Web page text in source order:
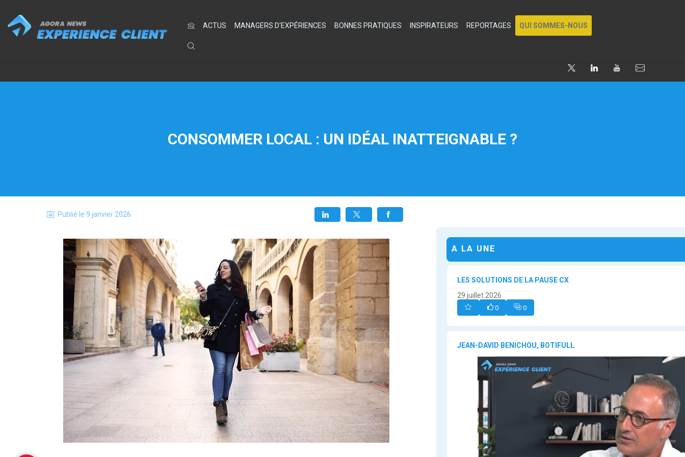
ACTUS MANAGERS D'EXPÉRIENCES BONNES PRATIQUES INSPIRATEURS REPORTAGES QUI SOMMES-NOUS
CONSOMMER LOCAL : UN IDÉAL INATTEIGNABLE ?
Publié le 9 janvier 2026
A LA UNE
LES SOLUTIONS DE LA PAUSE CX
29 juillet 2026
0 0
JEAN-DAVID BENICHOU, BOTIFULL